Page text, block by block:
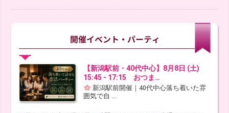
【新潟駅前・40代中心】8月8日 (土)
15:45 - 17:15 おつま…
新潟駅前開催｜40代中心落ち着いた雰
囲気で自 ...